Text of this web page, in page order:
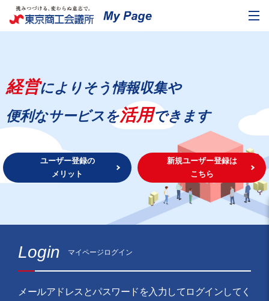
経営によりそう情報収集や
便利なサービスを活用できます
ユーザー登録の
メリット
新規ユーザー登録は
こちら
Login マイページログイン
メールアドレスとパスワードを入力してログインしてく